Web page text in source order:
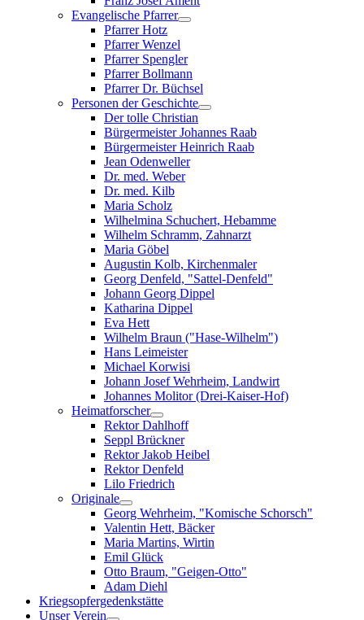
Evangelische Pfarrer
Pfarrer Hotz
Pfarrer Wenzel
Pfarrer Spengler
Pfarrer Bollmann
Pfarrer Dr. Büchsel
Personen der Geschichte
Der tolle Christian
Bürgermeister Johannes Raab
Bürgermeister Heinrich Raab
Jean Odenweller
Dr. med. Weber
Dr. med. Kilb
Maria Scholz
Wilhelmina Schuchert, Hebamme
Wilhelm Schramm, Zahnarzt
Maria Göbel
Augustin Kolb, Kirchenmaler
Georg Denfeld, "Sattel-Denfeld"
Johann Georg Dippel
Katharina Dippel
Eva Hett
Wilhelm Braun ("Hase-Wilhelm")
Hans Leimeister
Michael Korwisi
Johann Josef Wehrheim, Landwirt
Johannes Molitor (Drei-Kaiser-Hof)
Heimatforscher
Rektor Dahlhoff
Seppl Brückner
Rektor Jakob Heibel
Rektor Denfeld
Lilo Friedrich
Originale
Georg Wehrheim, "Komische Schorsch"
Valentin Hett, Bäcker
Maria Martins, Wirtin
Emil Glück
Otto Braum, "Geigen-Otto"
Adam Diehl
Kriegsopfergedenkstätte
Unser Verein